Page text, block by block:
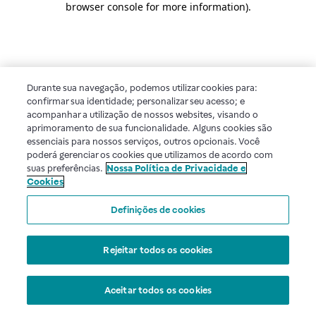
browser console for more information).
Durante sua navegação, podemos utilizar cookies para:
confirmar sua identidade; personalizar seu acesso; e
acompanhar a utilização de nossos websites, visando o
aprimoramento de sua funcionalidade. Alguns cookies são
essenciais para nossos serviços, outros opcionais. Você
poderá gerenciar os cookies que utilizamos de acordo com
suas preferências. Nossa Política de Privacidade e
Cookies
Definições de cookies
Rejeitar todos os cookies
Aceitar todos os cookies